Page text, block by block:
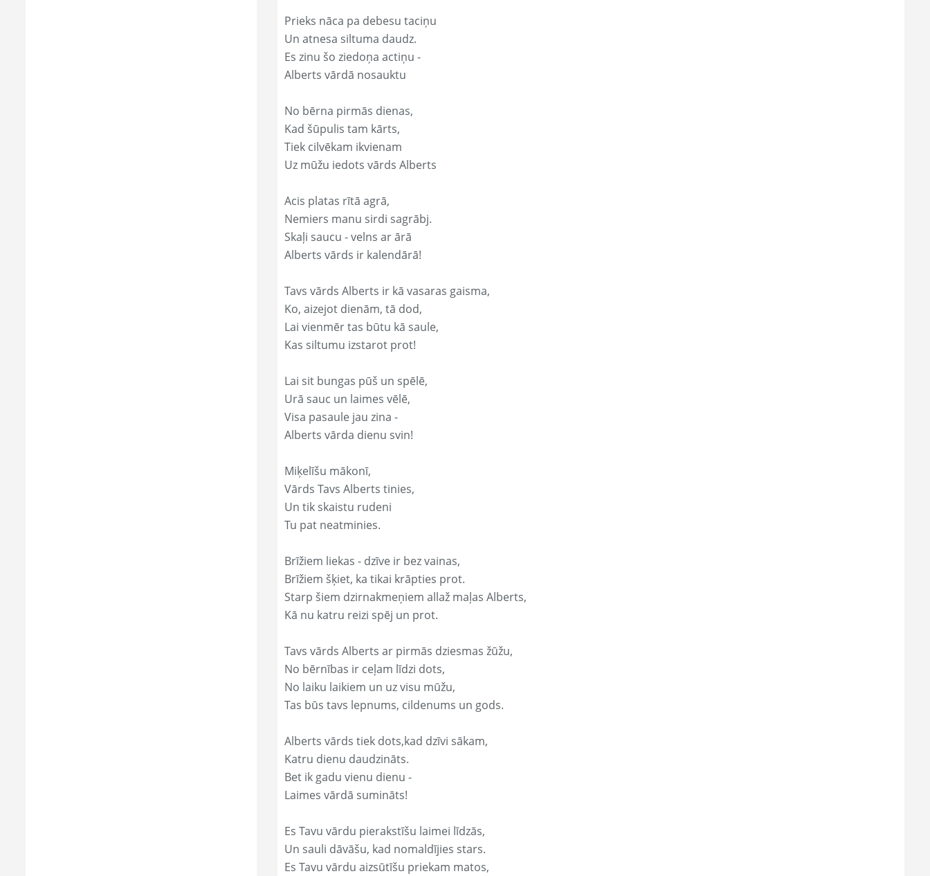
Prieks nāca pa debesu taciņu
Un atnesa siltuma daudz.
Es zinu šo ziedoņa actiņu -
Alberts vārdā nosauktu
No bērna pirmās dienas,
Kad šūpulis tam kārts,
Tiek cilvēkam ikvienam
Uz mūžu iedots vārds Alberts
Acis platas rītā agrā,
Nemiers manu sirdi sagrābj.
Skaļi saucu - velns ar ārā
Alberts vārds ir kalendārā!
Tavs vārds Alberts ir kā vasaras gaisma,
Ko, aizejot dienām, tā dod,
Lai vienmēr tas būtu kā saule,
Kas siltumu izstarot prot!
Lai sit bungas pūš un spēlē,
Urā sauc un laimes vēlē,
Visa pasaule jau zina -
Alberts vārda dienu svin!
Miķelīšu mākonī,
Vārds Tavs Alberts tinies,
Un tik skaistu rudeni
Tu pat neatminies.
Brīžiem liekas - dzīve ir bez vainas,
Brīžiem šķiet, ka tikai krāpties prot.
Starp šiem dzirnakmeņiem allaž maļas Alberts,
Kā nu katru reizi spēj un prot.
Tavs vārds Alberts ar pirmās dziesmas žūžu,
No bērnības ir ceļam līdzi dots,
No laiku laikiem un uz visu mūžu,
Tas būs tavs lepnums, cildenums un gods.
Alberts vārds tiek dots,kad dzīvi sākam,
Katru dienu daudzināts.
Bet ik gadu vienu dienu -
Laimes vārdā sumināts!
Es Tavu vārdu pierakstīšu laimei līdzās,
Un sauli dāvāšu, kad nomaldījies stars.
Es Tavu vārdu aizsūtīšu priekam matos,